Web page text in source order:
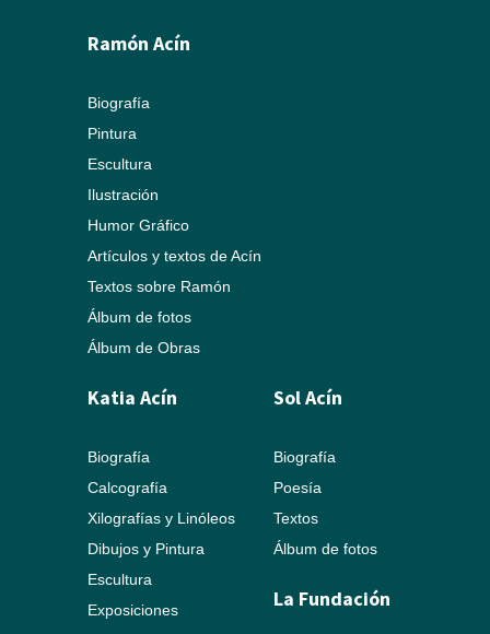
Ramón Acín
Biografía
Pintura
Escultura
Ilustración
Humor Gráfico
Artículos y textos de Acín
Textos sobre Ramón
Álbum de fotos
Álbum de Obras
Katia Acín
Biografía
Calcografía
Xilografías y Linóleos
Dibujos y Pintura
Escultura
Exposiciones
Sol Acín
Biografía
Poesía
Textos
Álbum de fotos
La Fundación